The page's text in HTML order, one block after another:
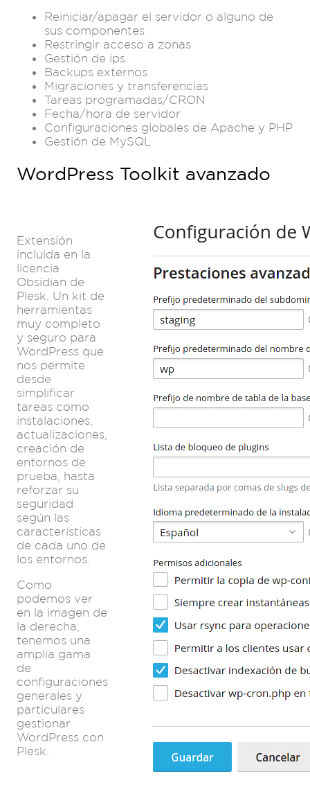
Reiniciar/apagar el servidor o alguno de
sus componentes
Restringir acceso a zonas
Gestión de ips
Backups externos
Migraciones y transferencias
Tareas programadas/CRON
Fecha/hora de servidor
Configuraciones globales de Apache y PHP
Gestión de MySQL
WordPress Toolkit avanzado
Extensión
incluida en la
licencia
Obsidian de
Plesk. Un kit de
herramientas
muy completo
y seguro para
WordPress que
nos permite
desde
simplificar
tareas como
instalaciones,
actualizaciones,
creación de
entornos de
prueba, hasta
reforzar su
seguridad
según las
características
de cada uno de
los entornos.
Como
podemos ver
en la imagen de
la derecha,
tenemos una
amplia gama
de
configuraciones
generales y
particulares
gestionar
WordPress con
Plesk.